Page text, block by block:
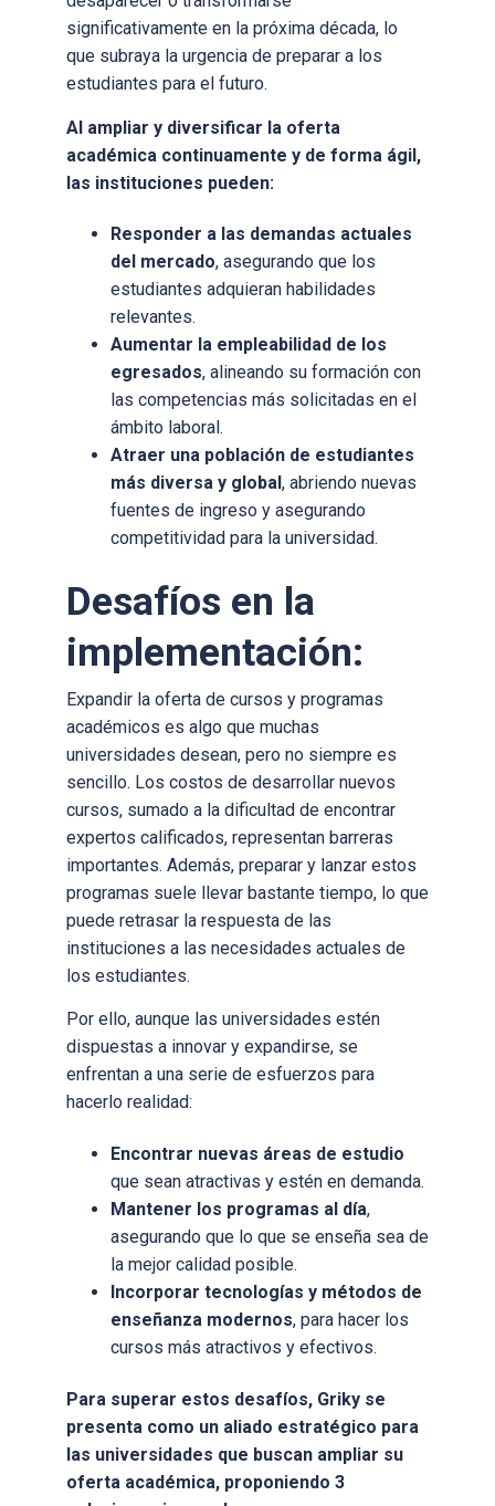
significativamente en la próxima década, lo
que subraya la urgencia de preparar a los
estudiantes para el futuro.
Al ampliar y diversificar la oferta
académica continuamente y de forma ágil,
las instituciones pueden:
Responder a las demandas actuales
del mercado, asegurando que los
estudiantes adquieran habilidades
relevantes.
Aumentar la empleabilidad de los
egresados, alineando su formación con
las competencias más solicitadas en el
ámbito laboral.
Atraer una población de estudiantes
más diversa y global , abriendo nuevas
fuentes de ingreso y asegurando
competitividad para la universidad.
Desafíos en la
implementación:
Expandir la oferta de cursos y programas
académicos es algo que muchas
universidades desean, pero no siempre es
sencillo. Los costos de desarrollar nuevos
cursos, sumado a la dificultad de encontrar
expertos calificados, representan barreras
importantes. Además, preparar y lanzar estos
programas suele llevar bastante tiempo, lo que
puede retrasar la respuesta de las
instituciones a las necesidades actuales de
los estudiantes.
Por ello, aunque las universidades estén
dispuestas a innovar y expandirse, se
enfrentan a una serie de esfuerzos para
hacerlo realidad:
Encontrar nuevas áreas de estudio
que sean atractivas y estén en demanda.
Mantener los programas al día,
asegurando que lo que se enseña sea de
la mejor calidad posible.
Incorporar tecnologías y métodos de
enseñanza modernos, para hacer los
cursos más atractivos y efectivos.
Para superar estos desafíos, Griky se
presenta como un aliado estratégico para
las universidades que buscan ampliar su
oferta académica, proponiendo 3